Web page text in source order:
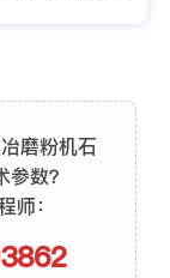
磨粉机石
数？
师：